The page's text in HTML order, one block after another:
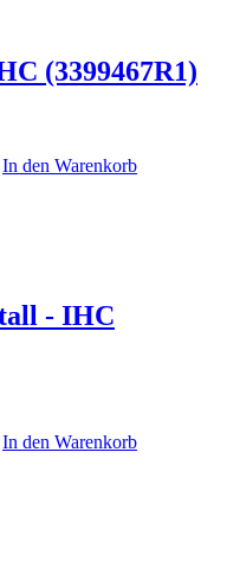
(3399467R1)
In den Warenkorb
- IHC
In den Warenkorb